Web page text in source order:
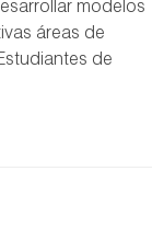
modelos
áreas de
de